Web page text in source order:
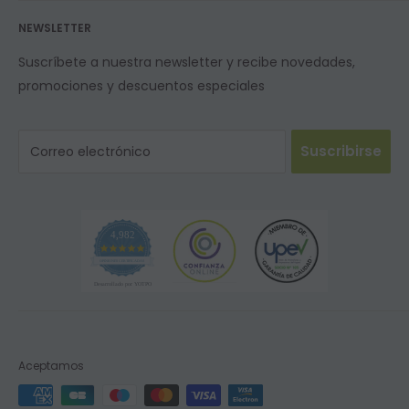
NEWSLETTER
Suscríbete a nuestra newsletter y recibe novedades,
promociones y descuentos especiales
Correo electrónico Suscribirse
4,982
Aceptamos